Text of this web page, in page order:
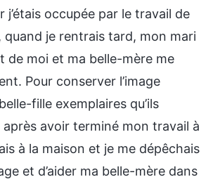
occupée par le travail de
quand je rentrais tard, mon mari
de moi et ma belle-mère me
Pour conserver l’image
fille exemplaires qu’ils
avoir terminé mon travail à
à la maison et je me dépêchais
et d’aider ma belle-mère dans